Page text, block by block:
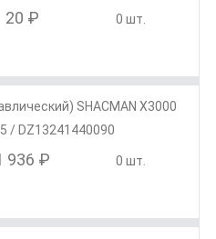
20 ₽ 0 шт.
SHACMAN X3000
/ DZ13241440090
936 ₽ 0 шт.